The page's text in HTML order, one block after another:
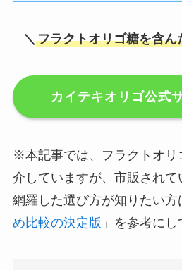
＼ フラクトオリゴ糖を含ん
カイテキオリゴ公式
※本記事では、フラクトオリ
介していますが、市販されて
網羅した選び方が知りたい方
め比較の決定版 」を参考にし